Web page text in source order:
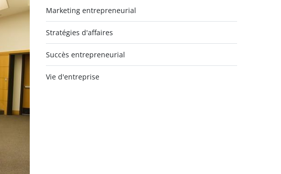
Marketing entrepreneurial
Stratégies d'affaires
Succès entrepreneurial
Vie d'entreprise